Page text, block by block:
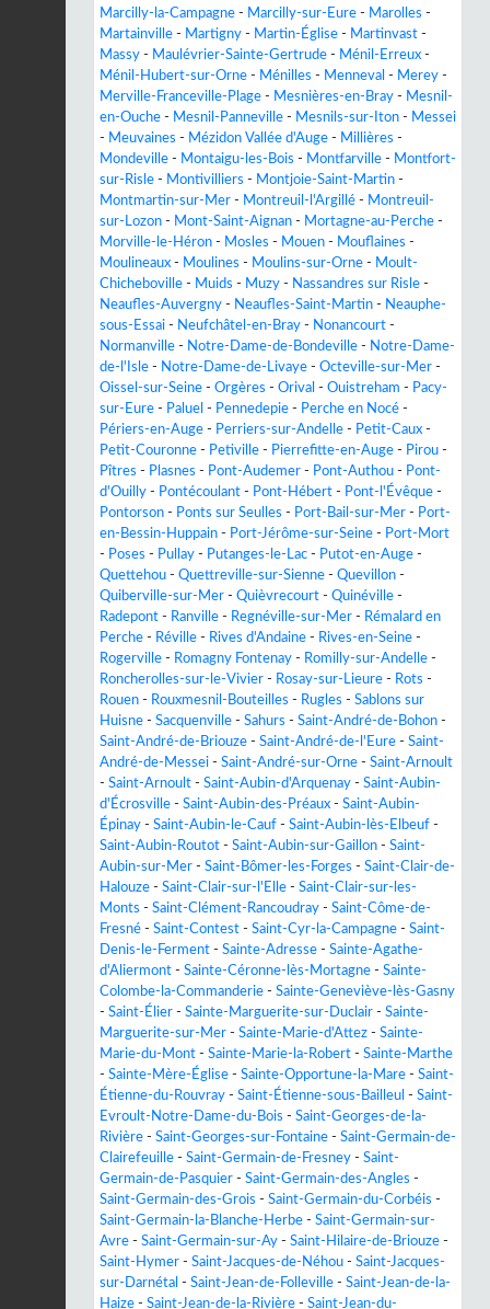
Marcilly-la-Campagne - Marcilly-sur-Eure - Marolles -
Martainville - Martigny - Martin-Église - Martinvast -
Massy - Maulévrier-Sainte-Gertrude - Ménil-Erreux -
Ménil-Hubert-sur-Orne - Ménilles - Menneval - Merey -
Merville-Franceville-Plage - Mesnières-en-Bray - Mesnil-
en-Ouche - Mesnil-Panneville - Mesnils-sur-Iton - Messei
- Meuvaines - Mézidon Vallée d'Auge - Millières -
Mondeville - Montaigu-les-Bois - Montfarville - Montfort-
sur-Risle - Montivilliers - Montjoie-Saint-Martin -
Montmartin-sur-Mer - Montreuil-l'Argillé - Montreuil-
sur-Lozon - Mont-Saint-Aignan - Mortagne-au-Perche -
Morville-le-Héron - Mosles - Mouen - Mouflaines -
Moulineaux - Moulines - Moulins-sur-Orne - Moult-
Chicheboville - Muids - Muzy - Nassandres sur Risle -
Neaufles-Auvergny - Neaufles-Saint-Martin - Neauphe-
sous-Essai - Neufchâtel-en-Bray - Nonancourt -
Normanville - Notre-Dame-de-Bondeville - Notre-Dame-
de-l'Isle - Notre-Dame-de-Livaye - Octeville-sur-Mer -
Oissel-sur-Seine - Orgères - Orival - Ouistreham - Pacy-
sur-Eure - Paluel - Pennedepie - Perche en Nocé -
Périers-en-Auge - Perriers-sur-Andelle - Petit-Caux -
Petit-Couronne - Petiville - Pierrefitte-en-Auge - Pirou -
Pîtres - Plasnes - Pont-Audemer - Pont-Authou - Pont-
d'Ouilly - Pontécoulant - Pont-Hébert - Pont-l'Évêque -
Pontorson - Ponts sur Seulles - Port-Bail-sur-Mer - Port-
en-Bessin-Huppain - Port-Jérôme-sur-Seine - Port-Mort
- Poses - Pullay - Putanges-le-Lac - Putot-en-Auge -
Quettehou - Quettreville-sur-Sienne - Quevillon -
Quiberville-sur-Mer - Quièvrecourt - Quinéville -
Radepont - Ranville - Regnéville-sur-Mer - Rémalard en
Perche - Réville - Rives d'Andaine - Rives-en-Seine -
Rogerville - Romagny Fontenay - Romilly-sur-Andelle -
Roncherolles-sur-le-Vivier - Rosay-sur-Lieure - Rots -
Rouen - Rouxmesnil-Bouteilles - Rugles - Sablons sur
Huisne - Sacquenville - Sahurs - Saint-André-de-Bohon -
Saint-André-de-Briouze - Saint-André-de-l'Eure - Saint-
André-de-Messei - Saint-André-sur-Orne - Saint-Arnoult
- Saint-Arnoult - Saint-Aubin-d'Arquenay - Saint-Aubin-
d'Écrosville - Saint-Aubin-des-Préaux - Saint-Aubin-
Épinay - Saint-Aubin-le-Cauf - Saint-Aubin-lès-Elbeuf -
Saint-Aubin-Routot - Saint-Aubin-sur-Gaillon - Saint-
Aubin-sur-Mer - Saint-Bômer-les-Forges - Saint-Clair-de-
Halouze - Saint-Clair-sur-l'Elle - Saint-Clair-sur-les-
Monts - Saint-Clément-Rancoudray - Saint-Côme-de-
Fresné - Saint-Contest - Saint-Cyr-la-Campagne - Saint-
Denis-le-Ferment - Sainte-Adresse - Sainte-Agathe-
d'Aliermont - Sainte-Céronne-lès-Mortagne - Sainte-
Colombe-la-Commanderie - Sainte-Geneviève-lès-Gasny
- Saint-Élier - Sainte-Marguerite-sur-Duclair - Sainte-
Marguerite-sur-Mer - Sainte-Marie-d'Attez - Sainte-
Marie-du-Mont - Sainte-Marie-la-Robert - Sainte-Marthe
- Sainte-Mère-Église - Sainte-Opportune-la-Mare - Saint-
Étienne-du-Rouvray - Saint-Étienne-sous-Bailleul - Saint-
Evroult-Notre-Dame-du-Bois - Saint-Georges-de-la-
Rivière - Saint-Georges-sur-Fontaine - Saint-Germain-de-
Clairefeuille - Saint-Germain-de-Fresney - Saint-
Germain-de-Pasquier - Saint-Germain-des-Angles -
Saint-Germain-des-Grois - Saint-Germain-du-Corbéis -
Saint-Germain-la-Blanche-Herbe - Saint-Germain-sur-
Avre - Saint-Germain-sur-Ay - Saint-Hilaire-de-Briouze -
Saint-Hymer - Saint-Jacques-de-Néhou - Saint-Jacques-
sur-Darnétal - Saint-Jean-de-Folleville - Saint-Jean-de-la-
Haize - Saint-Jean-de-la-Rivière - Saint-Jean-du-